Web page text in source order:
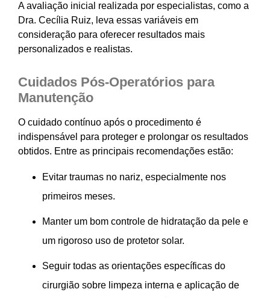
A avaliação inicial realizada por especialistas, como a
Dra. Cecília Ruiz, leva essas variáveis em
consideração para oferecer resultados mais
personalizados e realistas.
Cuidados Pós-Operatórios para
Manutenção
O cuidado contínuo após o procedimento é
indispensável para proteger e prolongar os resultados
obtidos. Entre as principais recomendações estão:
Evitar traumas no nariz, especialmente nos
primeiros meses.
Manter um bom controle de hidratação da pele e
um rigoroso uso de protetor solar.
Seguir todas as orientações específicas do
cirurgião sobre limpeza interna e aplicação de